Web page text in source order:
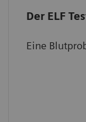
Der ELF
Eine
Der ELF
Drei